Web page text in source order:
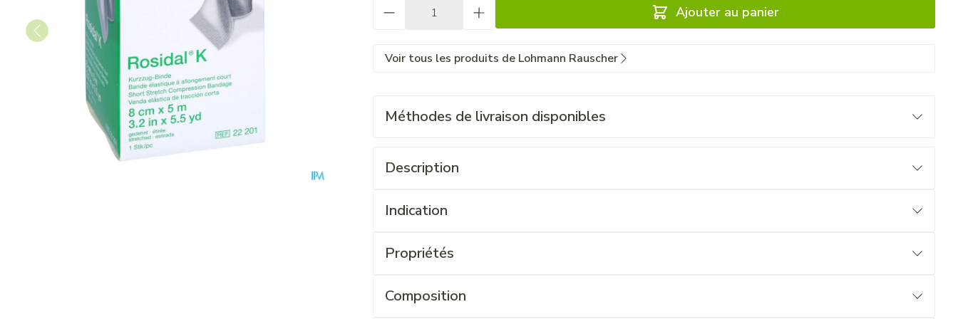
Ajouter au panier
Voir tous les produits de Lohmann Rauscher
Méthodes de livraison disponibles
Description
Indication
Propriétés
Composition